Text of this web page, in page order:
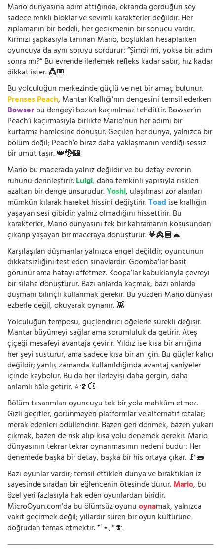
Mario dünyasına adım attığında, ekranda gördüğün şey
sadece renkli bloklar ve sevimli karakterler değildir. Her
zıplamanın bir bedeli, her gecikmenin bir sonucu vardır.
Kırmızı şapkasıyla tanınan Mario, boşlukları hesaplarken
oyuncuya da aynı soruyu sordurur: “Şimdi mi, yoksa bir adım
sonra mı?” Bu evrende ilerlemek refleks kadar sabır, hız kadar
dikkat ister. 👸🏼
Bu yolculuğun merkezinde güçlü ve net bir amaç bulunur.
Prenses Peach, Mantar Krallığı’nın dengesini temsil ederken
Bowserbu dengeyi bozan kaçınılmaz tehdittir. Bowser’ın
Peach’i kaçırmasıyla birlikte Mario’nun her adımı bir
kurtarma hamlesine dönüşür. Geçilen her dünya, yalnızca bir
bölüm değil; Peach’e biraz daha yaklaşmanın verdiği sessiz
bir umut taşır. 👑🐉🏰
Mario bu macerada yalnız değildir ve bu detay evrenin
ruhunu derinleştirir.Luigi, daha temkinli yapısıyla riskleri
azaltan bir denge unsurudur.Yoshi, ulaşılması zor alanları
mümkün kılarak hareket hissini değiştirir.Toad ise krallığın
yaşayan sesi gibidir; yalnız olmadığını hissettirir. Bu
karakterler, Mario dünyasını tek bir kahramanın koşusundan
çıkarıp yaşayan bir maceraya dönüştürür. 💗👸🏼🐢
Karşılaşılan düşmanlar yalnızca engel değildir; oyuncunun
dikkatsizliğini test eden sınavlardır. Goomba’lar basit
görünür ama hatayı affetmez. Koopa’lar kabuklarıyla çevreyi
bir silaha dönüştürür. Bazı anlarda kaçmak, bazı anlarda
düşmanı bilinçli kullanmak gerekir. Bu yüzden Mario dünyası
ezberle değil, okuyarak oynanır. 👾
Yolculuğun temposu, güçlendirici öğelerle sürekli değişir.
Mantar büyümeyi sağlar ama sorumluluk da getirir. Ateş
çiçeği mesafeyi avantaja çevirir. Yıldız ise kısa bir anlığına
her şeyi susturur, ama sadece kısa bir an için. Bu güçler kalıcı
değildir; yanlış zamanda kullanıldığında avantaj saniyeler
içinde kaybolur. Bu da her ilerleyişi daha gergin, daha
anlamlı hâle getirir. ⭐🍄💥
Bölüm tasarımları oyuncuyu tek bir yola mahkûm etmez.
Gizli geçitler, görünmeyen platformlar ve alternatif rotalar;
merak edenleri ödüllendirir. Bazen geri dönmek, bazen yukarı
çıkmak, bazen de risk alıp kısa yolu denemek gerekir. Mario
dünyasının tekrar tekrar oynanmasının nedeni budur: Her
denemede başka bir detay, başka bir his ortaya çıkar. 🚩🧱
Bazı oyunlar vardır; temsil ettikleri dünya ve bıraktıkları iz
sayesinde sıradan bir eğlencenin ötesinde durur.Mario, bu
özel yeri fazlasıyla hak eden oyunlardan biridir.
MicroOyun.com’da bu ölümsüz oyunuoynamak, yalnızca
vakit geçirmek değil; yıllardır süren bir oyun kültürüne
doğrudan temas etmektir. ⁺˚⋆｡°🍄₊